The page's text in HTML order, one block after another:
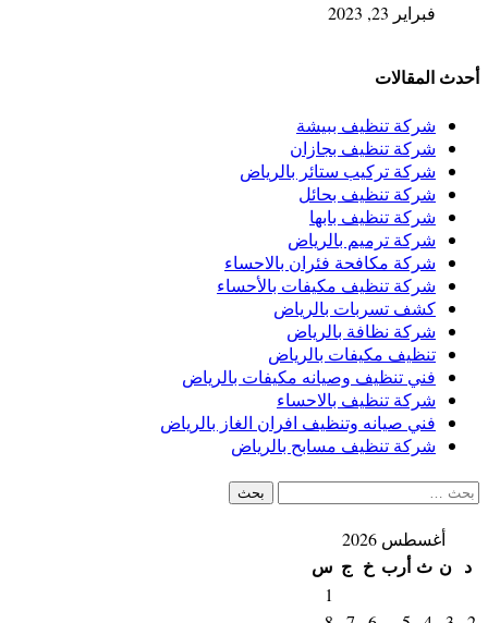
فبراير 23, 2023
أحدث المقالات
شركة تنظيف ببيشة
شركة تنظيف بجازان
شركة تركيب ستائر بالرياض
شركة تنظيف بحائل
شركة تنظيف بابها
شركة ترميم بالرياض
شركة مكافحة فئران بالاحساء
شركة تنظيف مكيفات بالأحساء
كشف تسربات بالرياض
شركة نظافة بالرياض
تنظيف مكيفات بالرياض
فني تنظيف وصيانه مكيفات بالرياض
شركة تنظيف بالاحساء
فني صيانه وتنظيف افران الغاز بالرياض
شركة تنظيف مسابح بالرياض
البحث
عن:
أغسطس 2026
د ن ث أرب خ ج س
1